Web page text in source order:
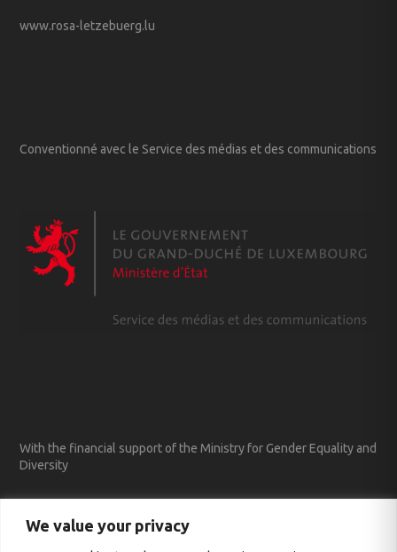
We value your privacy
www.rosa-letzebuerg.lu
Conventionné avec le Service des médias et des communications
With the financial support of the Ministry for Gender Equality and
Diversity